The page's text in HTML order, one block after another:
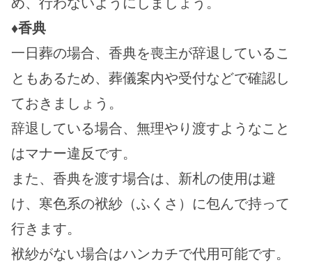
♦香典
一日葬の場合、香典を喪主が辞退しているこ
ともあるため、葬儀案内や受付などで確認し
ておきましょう。
辞退している場合、無理やり渡すようなこと
はマナー違反です。
また、香典を渡す場合は、新札の使用は避
け、寒色系の袱紗（ふくさ）に包んで持って
行きます。
袱紗がない場合はハンカチで代用可能です。